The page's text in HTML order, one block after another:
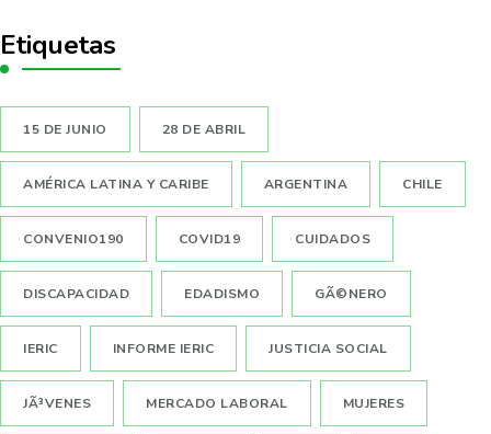
Etiquetas
15 DE JUNIO 28 DE ABRIL
AMÉRICA LATINA Y CARIBE ARGENTINA CHILE
CONVENIO190 COVID19 CUIDADOS
DISCAPACIDAD EDADISMO GÃ©NERO
IERIC INFORME IERIC JUSTICIA SOCIAL
JÃ³VENES MERCADO LABORAL MUJERES